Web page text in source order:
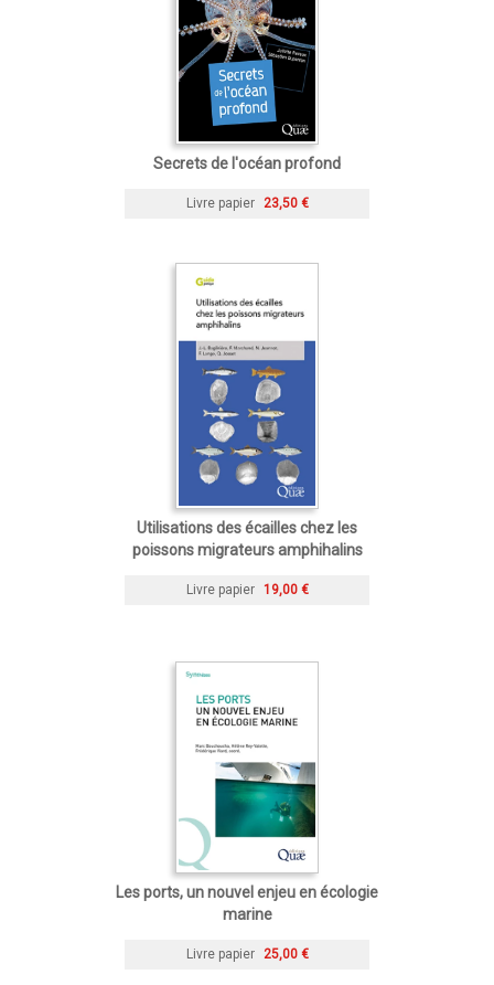
Secrets de l'océan profond
Livre papier 23,50 €
Utilisations des écailles chez les
poissons migrateurs amphihalins
Livre papier 19,00 €
Les ports, un nouvel enjeu en écologie
marine
Livre papier 25,00 €